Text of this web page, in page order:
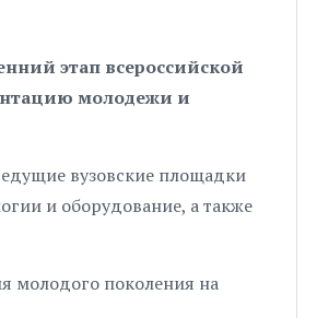
этап всероссийской
молодежи и
вузовские площадки
и оборудование, а также
молодого поколения на